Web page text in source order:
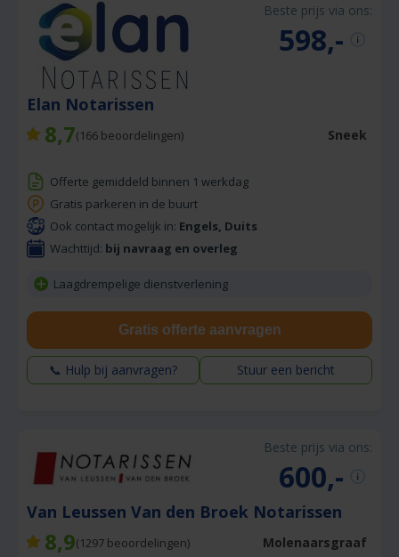
Beste prijs via ons:
598,-
Elan Notarissen
8,7(166 beoordelingen) Sneek
Offerte gemiddeld binnen 1 werkdag
Gratis parkeren in de buurt
Ook contact mogelijk in: Engels, Duits
Wachttijd: bij navraag en overleg
Laagdrempelige dienstverlening
Gratis offerte aanvragen
📞 Hulp bij aanvragen? Stuur een bericht
Beste prijs via ons:
600,-
Van Leussen Van den Broek Notarissen
8,9(1297 beoordelingen) Molenaarsgraaf